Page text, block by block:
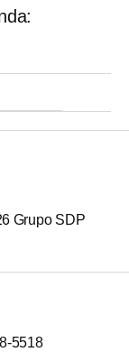
Grupo SDP
5518